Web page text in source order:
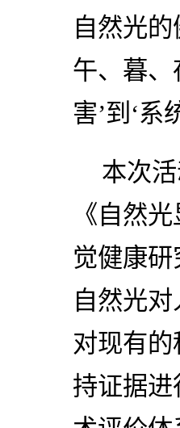
自然光
午、暮、
害’到‘系
本次
《自然
觉健康
自然光
对现有
持证据